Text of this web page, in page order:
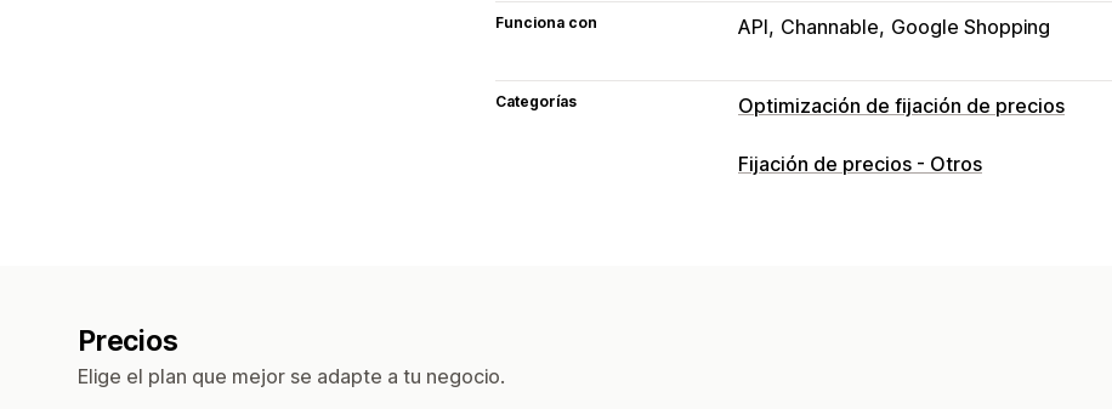
Funciona con API Channable Google Shopping
Categorías Optimización de fijación de precios
Gestión de precios
Fijación de precios - Otros
Precios
Elige el plan que mejor se adapte a tu negocio.